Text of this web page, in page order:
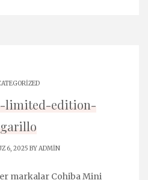
limited-edition-
6, 2025 BYADMIN
markalar Cohiba Mini